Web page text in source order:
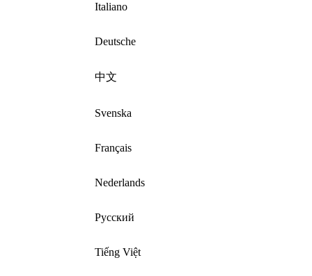
Italiano
Deutsche
中文
Svenska
Français
Nederlands
Русский
Tiếng Việt